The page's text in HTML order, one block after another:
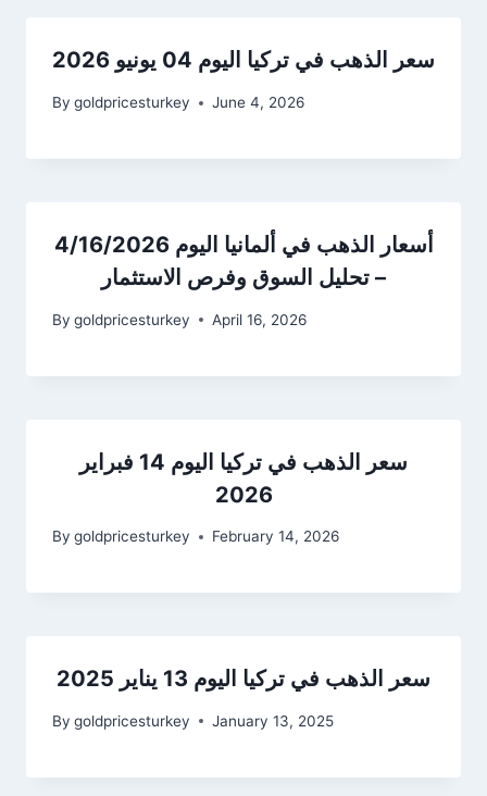
سعر الذهب في تركيا اليوم 04 يونيو 2026
By goldpricesturkey June 4, 2026
أسعار الذهب في ألمانيا اليوم 4/16/2026
– تحليل السوق وفرص الاستثمار
By goldpricesturkey April 16, 2026
سعر الذهب في تركيا اليوم 14 فبراير
2026
By goldpricesturkey February 14, 2026
سعر الذهب في تركيا اليوم 13 يناير 2025
By goldpricesturkey January 13, 2025